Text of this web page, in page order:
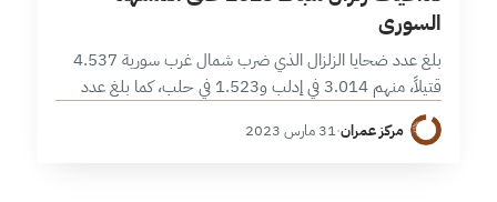
السوري
بلغ عدد ضحايا الزلزال الذي ضرب شمال غرب سورية 4.537
قتيلاً، منهم 3.014 في إدلب و1.523 في حلب، كما بلغ عدد
الأفراد المتضررين منه بشكل مباشر ما يقارب 1.05 مليون…
مركز عمران·31 مارس 2023